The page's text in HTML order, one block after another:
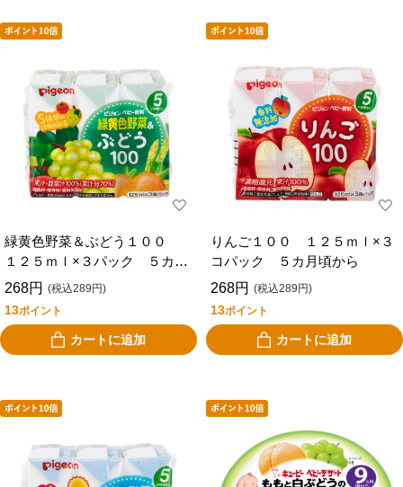
緑黄色野菜＆ぶどう１００
１２５ｍｌ×３パック ５カ月
頃から
268円 (税込289円)
13ポイント
カートに追加
りんご１００ １２５ｍｌ×３
コパック ５カ月頃から
268円 (税込289円)
13ポイント
カートに追加